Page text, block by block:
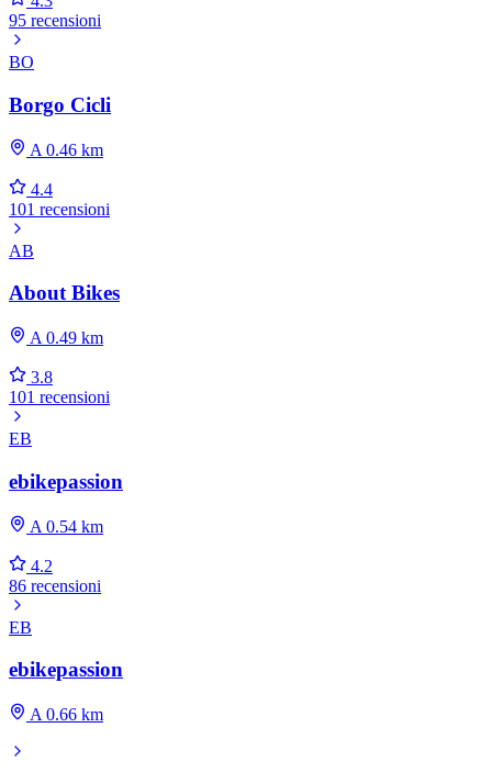
95 recensioni
BO
Borgo Cicli
A 0.46 km
4.4
101 recensioni
AB
About Bikes
A 0.49 km
3.8
101 recensioni
EB
ebikepassion
A 0.54 km
4.2
86 recensioni
EB
ebikepassion
A 0.66 km